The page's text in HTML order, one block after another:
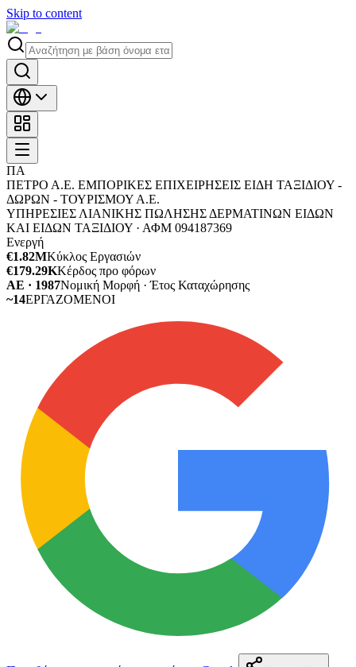
Skip to content
ΠΑ
ΠΕΤΡΟ Α.Ε. ΕΜΠΟΡΙΚΕΣ ΕΠΙΧΕΙΡΗΣΕΙΣ ΕΙΔΗ ΤΑΞΙΔΙΟΥ -
ΔΩΡΩΝ - ΤΟΥΡΙΣΜΟΥ Α.Ε.
ΥΠΗΡΕΣΙΕΣ ΛΙΑΝΙΚΗΣ ΠΩΛΗΣΗΣ ΔΕΡΜΑΤΙΝΩΝ ΕΙΔΩΝ
ΚΑΙ ΕΙΔΩΝ ΤΑΞΙΔΙΟΥ · ΑΦΜ 094187369
Ενεργή
€1.82MΚύκλος Εργασιών
€179.29KΚέρδος προ φόρων
ΑΕ · 1987Νομική Μορφή · Έτος Καταχώρησης
~14ΕΡΓΑΖΟΜΕΝΟΙ